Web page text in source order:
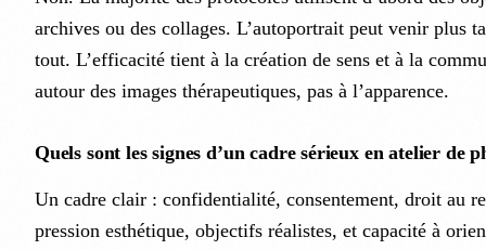
archives ou des collages. L’autoportrait peut venir plus
tout. L’efficacité tient à la création de sens et à la
autour des images thérapeutiques, pas à l’apparence.
Quels sont les signes d’un cadre sérieux en atelier de
Un cadre clair : confidentialité, consentement, droit au
pression esthétique, objectifs réalistes, et capacité à